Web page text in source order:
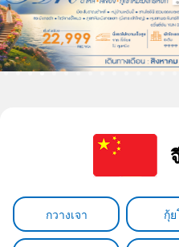
กวางเจา กุ้